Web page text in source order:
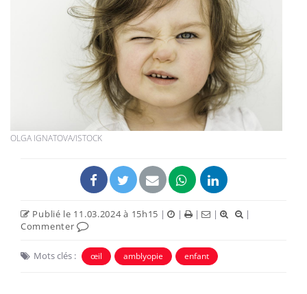
OLGA IGNATOVA/ISTOCK
Publié le 11.03.2024 à 15h15 | | | |
|
Commenter
Mots clés : œil amblyopie enfant